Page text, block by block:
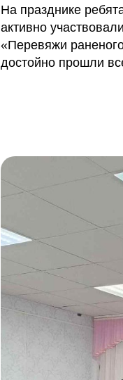
На празднике
активно
«Перевяжи
достойно прошли